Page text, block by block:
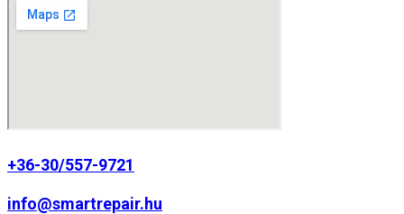
the
next
+36-30/557-9721
info@smartrepair.hu